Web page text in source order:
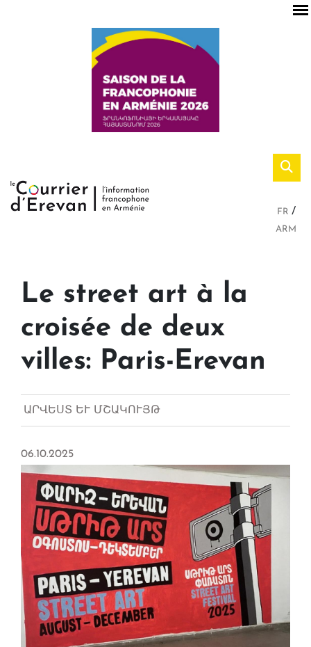
FR
ARM
Le street art à la
croisée de deux
villes: Paris-Erevan
ԱՐՎԵՍՏ ԵՒ ՄՇԱԿՈՒՅԹ
06.10.2025